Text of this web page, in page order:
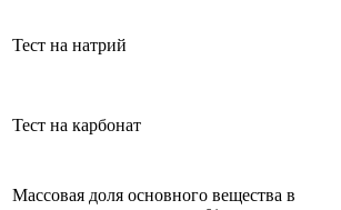
Тест на натрий
Тест на карбонат
Массовая доля основного вещества в